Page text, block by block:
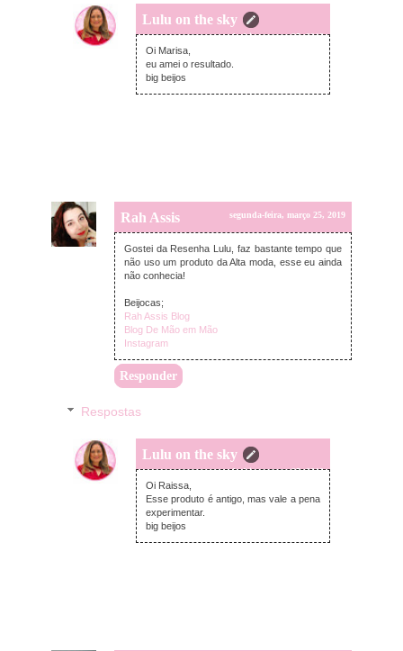
Lulu on the sky
segunda-feira, março 25, 2019
Oi Marisa,
eu amei o resultado.
big beijos
Rah Assis segunda-feira, março 25, 2019
Gostei da Resenha Lulu, faz bastante tempo que
não uso um produto da Alta moda, esse eu ainda
não conhecia!
Beijocas;
Rah Assis Blog
Blog De Mão em Mão
Instagram
Responder
Respostas
Lulu on the sky
segunda-feira, março 25, 2019
Oi Raissa,
Esse produto é antigo, mas vale a pena
experimentar.
big beijos